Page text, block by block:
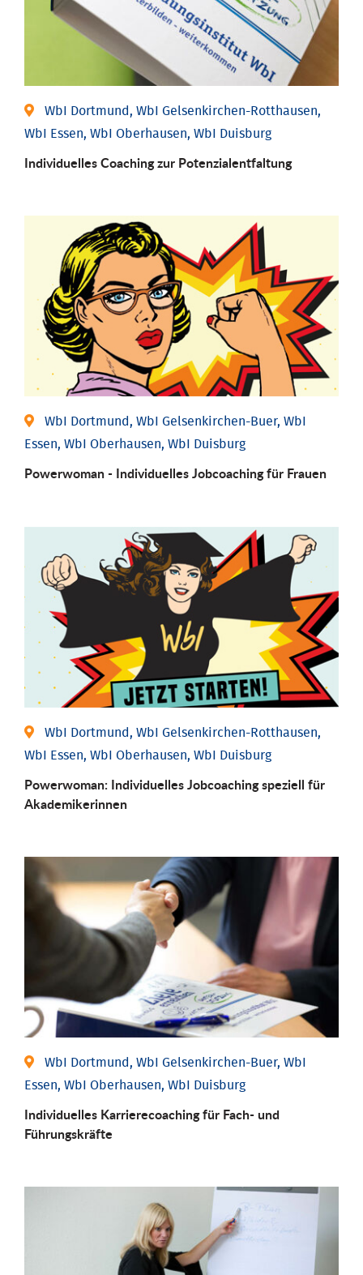
WbI Dortmund, WbI Gelsenkirchen-Rotthausen,
WbI Essen, WbI Oberhausen, WbI Duisburg
Individuelles Coaching zur Potenzialentfaltung
WbI Dortmund, WbI Gelsenkirchen-Buer, WbI
Essen, WbI Oberhausen, WbI Duisburg
Powerwoman - Individu­elles Job­coaching für Frauen
WbI Dortmund, WbI Gelsenkirchen-Rotthausen,
WbI Essen, WbI Oberhausen, WbI Duisburg
Powerwoman: Individu­elles Job­coaching speziell für
Aka­demiker­innen
WbI Dortmund, WbI Gelsenkirchen-Buer, WbI
Essen, WbI Oberhausen, WbI Duisburg
Individu­elles Karrierecoaching für Fach-­ und
Führungs­kräfte